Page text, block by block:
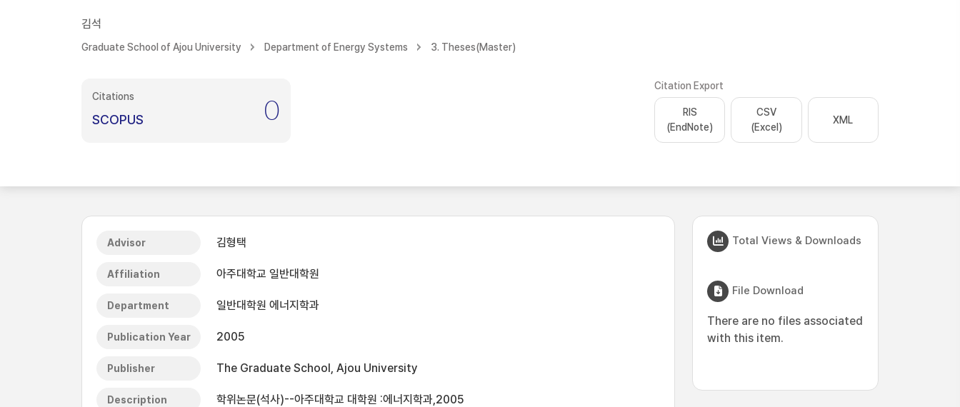
김석
Graduate School of Ajou University Department of Energy Systems 3. Theses(Master)
Citations
SCOPUS 0
Citation Export
RIS
(EndNote)
CSV
(Excel)
XML
Advisor 김형택
Affiliation 아주대학교 일반대학원
Department 일반대학원 에너지학과
Publication Year 2005
Publisher The Graduate School, Ajou University
Description 학위논문(석사)--아주대학교 대학원 :에너지학과,2005
Total Views & Downloads
File Download
There are no files associated
with this item.